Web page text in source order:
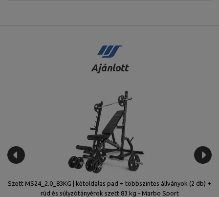
Ajánlott
Szett MS24_2.0_83KG | kétoldalas pad + többszintes állványok (2 db) +
rúd és súlyzótányérok szett 83 kg - Marbo Sport